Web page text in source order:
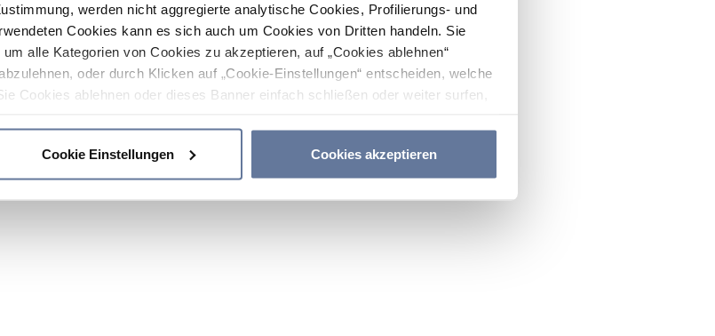
werden nicht aggregierte analytische Cookies, Profilierungs- und
Cookies kann es sich auch um Cookies von Dritten handeln. Sie
alle Kategorien von Cookies zu akzeptieren, auf „Cookies ablehnen“
oder durch Klicken auf „Cookie-Einstellungen“ entscheiden, welche
Cookies ablehnen oder dieses Banner einfach schließen oder weiter surfen,
Cookie Einstellungen Cookies akzeptieren